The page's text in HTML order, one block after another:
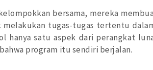
bersama, mereka
tugas-tugas tertentu
hanya satu aspek dari perangkat
program itu sendiri berjalan.